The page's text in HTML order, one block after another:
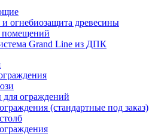
огнебиозащита древесины
помещений
Grand Line из ДПК
ограждений
(стандартные под заказ)